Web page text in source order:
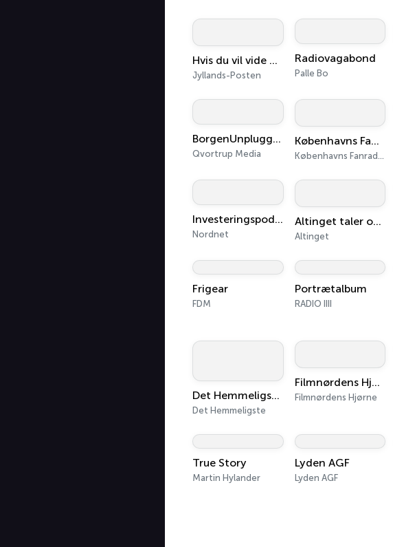
Hvis du vil vide mere
Jyllands-Posten
Radiovagabond
Palle Bo
BorgenUnplugged
Qvortrup Media
Københavns Fanradio
Københavns Fanradio
Investeringspodcasten
Nordnet
Altinget taler om Europa
Altinget
Frigear
FDM
Portrætalbum
RADIO IIII
Det Hemmeligste Af Det Hemmelige
Det Hemmeligste
Filmnørdens Hjørne
Filmnørdens Hjørne
True Story
Martin Hylander
Lyden AGF
Lyden AGF